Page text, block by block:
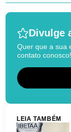
Divulge
Quer que a sua
contato conosco!
LEIA TAMBÉM